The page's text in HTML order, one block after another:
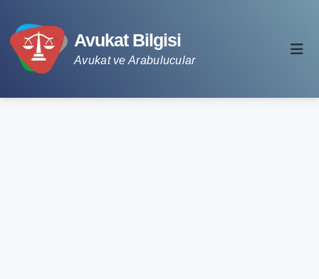
Avukat Bilgisi
Avukat ve Arabulucular